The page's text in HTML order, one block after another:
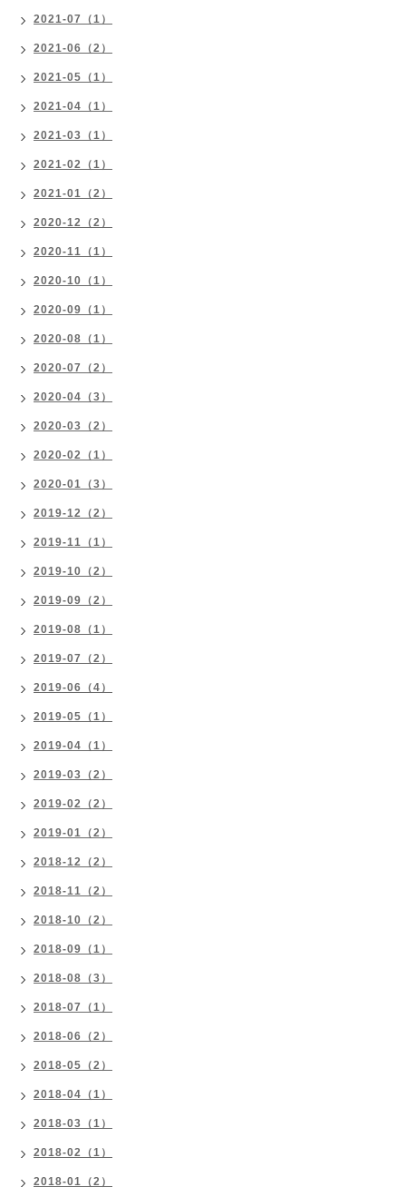
2021-07（1）
2021-06（2）
2021-05（1）
2021-04（1）
2021-03（1）
2021-02（1）
2021-01（2）
2020-12（2）
2020-11（1）
2020-10（1）
2020-09（1）
2020-08（1）
2020-07（2）
2020-04（3）
2020-03（2）
2020-02（1）
2020-01（3）
2019-12（2）
2019-11（1）
2019-10（2）
2019-09（2）
2019-08（1）
2019-07（2）
2019-06（4）
2019-05（1）
2019-04（1）
2019-03（2）
2019-02（2）
2019-01（2）
2018-12（2）
2018-11（2）
2018-10（2）
2018-09（1）
2018-08（3）
2018-07（1）
2018-06（2）
2018-05（2）
2018-04（1）
2018-03（1）
2018-02（1）
2018-01（2）